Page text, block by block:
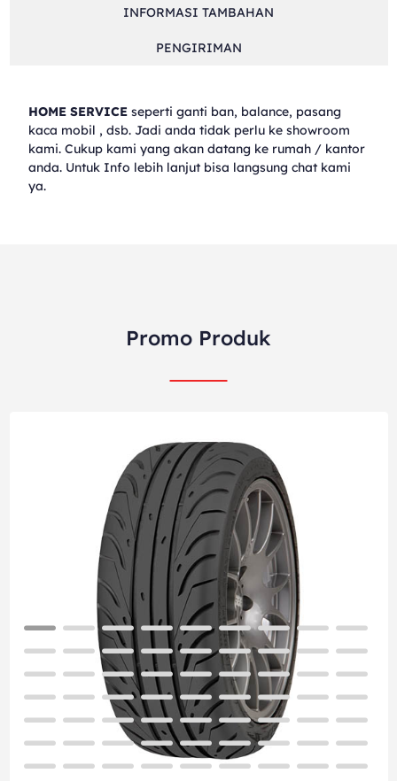
INFORMASI TAMBAHAN
PENGIRIMAN
HOME SERVICEseperti ganti ban, balance, pasang
kaca mobil , dsb. Jadi anda tidak perlu ke showroom
kami. Cukup kami yang akan datang ke rumah / kantor
anda. Untuk Info lebih lanjut bisa langsung chat kami
ya.
Promo Produk